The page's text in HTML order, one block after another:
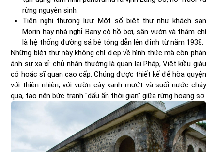
rừng nguyên sinh.
Tiện nghi thượng lưu: Một số biệt thự như khách sạn
Morin hay nhà nghỉ Bany có hồ bơi, sân vườn và thậm chí
là hệ thống đường sá bê tông dẫn lên đỉnh từ năm 1938.
Những biệt thự này không chỉ đẹp về hình thức mà còn phản
ánh sự xa xỉ: chủ nhân thường là quan lại Pháp, Việt kiều giàu
có hoặc sĩ quan cao cấp. Chúng được thiết kế để hòa quyện
với thiên nhiên, với vườn cây xanh mướt và suối nước chảy
qua, tạo nên bức tranh "dấu ấn thời gian" giữa rừng hoang sơ.